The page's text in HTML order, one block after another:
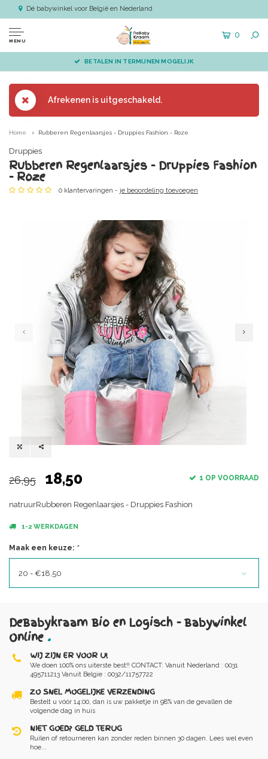
Dé babywinkel voor België en Nederland
MENU
0
BETALEN IN TERMIJNEN MOGELIJK
Afrekenen is uitgeschakeld.
Home Rubberen Regenlaarsjes - Druppies Fashion - Roze
Druppies
Rubberen Regenlaarsjes - Druppies Fashion
- Roze
0 klantervaringen - je beoordeling toevoegen
26,95 18,50 1 OP VOORRAAD
natruurRubberen Regenlaarsjes - Druppies Fashion
1-2 WERKDAGEN
Maak een keuze: *
20 - €18,50
DeBabykraam Bio en Logisch - Babywinkel
Online .
WIJ ZIJN ER VOOR U!
We doen 100% ons uiterste best!! CONTACT: Vanuit Nederland : 0031
495711213 Vanuit Belgie : 0032/11757722
ZO SNEL MOGELIJKE VERZENDING
Bestelt u vóór 14:00, dan is uw pakketje in 98% van de gevallen de
volgende dag in huis
NIET GOED? GELD TERUG
Ruilen of retourneren kan zonder reden binnen 30 dagen. Lees wel even
hoe...